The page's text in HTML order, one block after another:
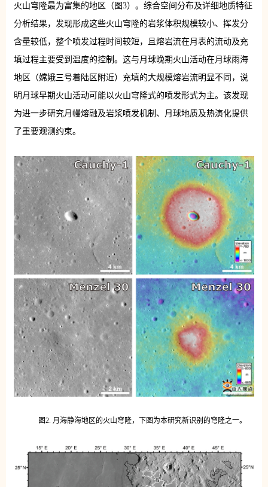
火山穹隆最为富集的地区（图3）。综合空间分布及详细地质特征
分析结果，发现形成这些火山穹隆的岩浆体积规模较小、挥发分
含量较低，整个喷发过程时间较短，且熔岩流在月表的流动及充
填过程主要受到温度的控制。这与月球晚期火山活动在月球雨海
地区（嫦娥三号着陆区附近）充填的大规模熔岩流明显不同，说
明月球早期火山活动可能以火山穹隆式的喷发形式为主。该发现
为进一步研究月幔熔融及岩浆喷发机制、月球地质及热演化提供
了重要观测约束。
图2. 月海静海地区的火山穹隆，下图为本研究新识别的穹隆之一。